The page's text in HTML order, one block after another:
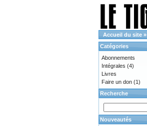
Accueil du site »
Catégories
Abonnements
Intégrales (4)
Livres
Faire un don (1)
Recherche
Nouveautés